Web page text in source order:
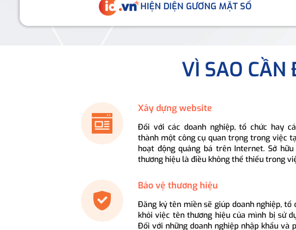
HIỆN DIỆN GƯƠNG MẶT SỐ
VÌ SAO CẦN
Xây dựng website
Đối với các doanh nghiệp, tổ chức hay
thành một công cụ quan trọng trong việc
hoạt động quảng bá trên Internet. Sở
thương hiệu là điều không thể thiếu trong
Bảo vệ thương hiệu
Đăng ký tên miền sẽ giúp doanh nghiệp, tổ
khỏi việc tên thương hiệu của mình bị sử
Đối với những doanh nghiệp nhập khẩu và